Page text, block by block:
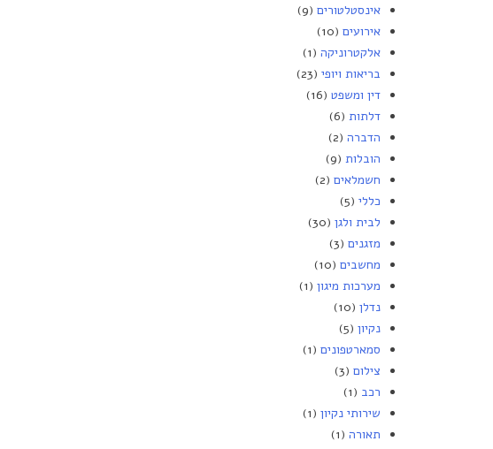
אינסטלטורים (9)
אירועים (10)
אלקטרוניקה (1)
בריאות ויופי (23)
דין ומשפט (16)
דלתות (6)
הדברה (2)
הובלות (9)
חשמלאים (2)
כללי (5)
לבית ולגן (30)
מזגנים (3)
מחשבים (10)
מערכות מיגון (1)
נדלן (10)
נקיון (5)
סמארטפונים (1)
צילום (3)
רכב (1)
שירותי נקיון (1)
תאורה (1)